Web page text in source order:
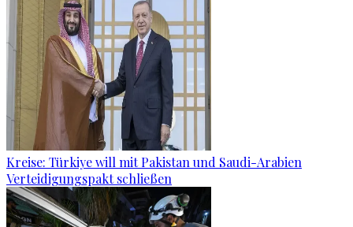
Kreise: Türkiye will mit Pakistan und Saudi-Arabien
Verteidigungspakt schließen